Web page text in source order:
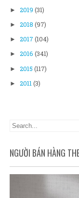
► 2019 (31)
► 2018 (97)
► 2017 (104)
► 2016 (341)
► 2015 (117)
► 2011(3)
NGƯỜI BÁN HÀNG